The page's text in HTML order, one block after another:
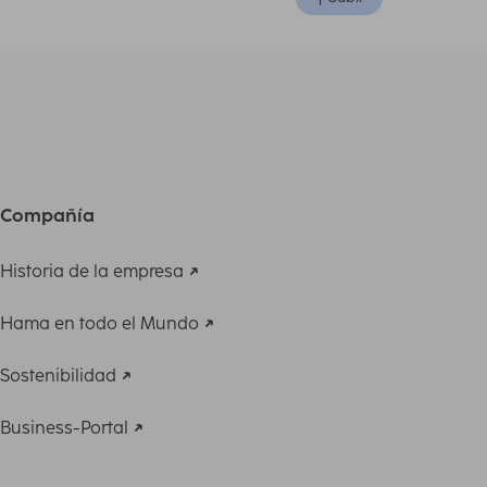
Compañía
Historia de la empresa
Hama en todo el Mundo
Sostenibilidad
Business-Portal